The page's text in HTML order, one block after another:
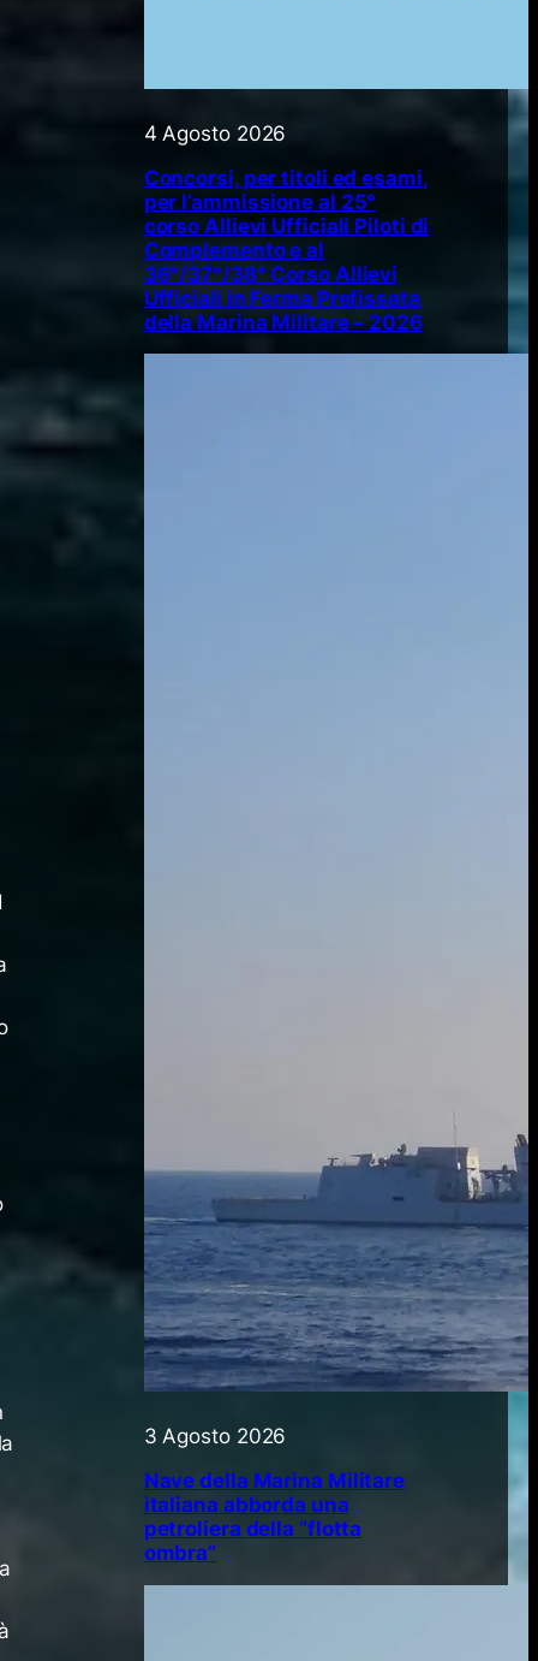
4 Agosto 2026
Concorsi, per titoli ed esami,
per l’ammissione al 25°
corso Allievi Ufficiali Piloti di
Complemento e al
36°/37°/38° Corso Allievi
Ufficiali in Ferma Prefissata
della Marina Militare – 2026
3 Agosto 2026
Nave della Marina Militare
italiana abborda una
petroliera della “flotta
ombra”